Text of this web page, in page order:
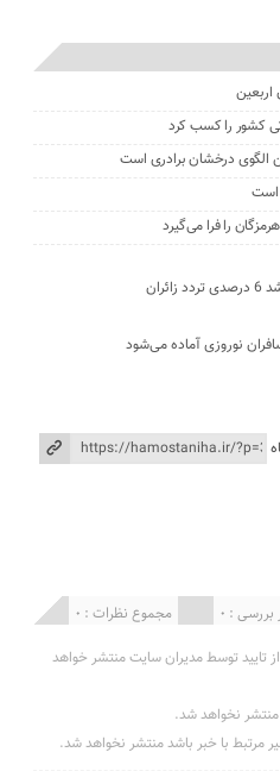
اربعین
کشور را کسب کرد
الگوی درخشان برادری است
است
را فرا می‌گیرد
نوروزی آماده می‌شود
مجموع نظرات : 0 بررسی : 0
توسط مدیران سایت منتشر خواهد
منتشر نخواهد شد.
مرتبط با خبر باشد منتشر نخواهد شد.